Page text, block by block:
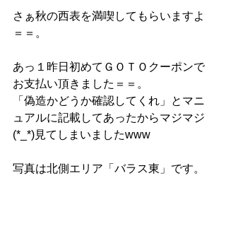
さぁ秋の西表を満喫してもらいますよ
＝＝。
あっ１昨日初めてＧＯＴＯクーポンで
お支払い頂きました＝＝。
「偽造かどうか確認してくれ」とマニ
ュアルに記載してあったからマジマジ
(*_*)見てしまいましたwww
写真は北側エリア「バラス東」です。